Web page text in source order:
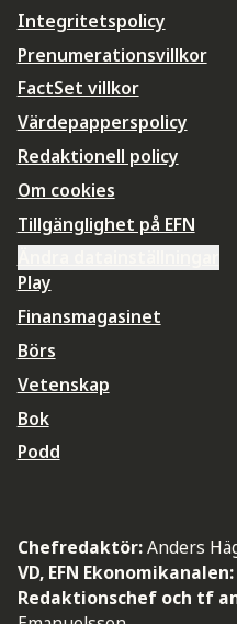
Integritetspolicy
Prenumerationsvillkor
FactSet villkor
Värdepapperspolicy
Redaktionell policy
Om cookies
Tillgänglighet på EFN
Play
Finansmagasinet
Börs
Vetenskap
Bok
Podd
Chefredaktör:Anders
VD, EFN Ekonomikanalen:
Redaktionschef och tf